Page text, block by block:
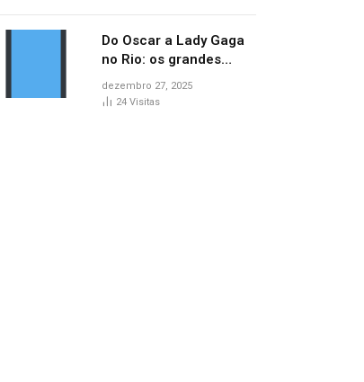
Do Oscar a Lady Gaga
no Rio: os grandes
marcos da cultura em
2025
dezembro 27, 2025
24 Visitas